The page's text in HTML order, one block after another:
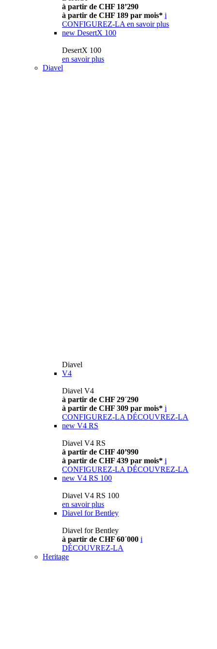
à partir de CHF 18’290
à partir de CHF 189 par mois* i
CONFIGUREZ-LA en savoir plus
new DesertX 100
DesertX 100
en savoir plus
Diavel
Diavel
V4
Diavel V4
à partir de CHF 29´290
à partir de CHF 309 par mois* i
CONFIGUREZ-LA DÉCOUVREZ-LA
new V4 RS
Diavel V4 RS
à partir de CHF 40’990
à partir de CHF 439 par mois* i
CONFIGUREZ-LA DÉCOUVREZ-LA
new V4 RS 100
Diavel V4 RS 100
en savoir plus
Diavel for Bentley
Diavel for Bentley
à partir de CHF 60´000 i
DÉCOUVREZ-LA
Heritage